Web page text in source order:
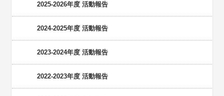
2025-2026年度 活動報告
2024-2025年度 活動報告
2023-2024年度 活動報告
2022-2023年度 活動報告